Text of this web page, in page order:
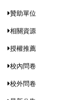
贊助單位
相關資源
授權推薦
校內問卷
校外問卷